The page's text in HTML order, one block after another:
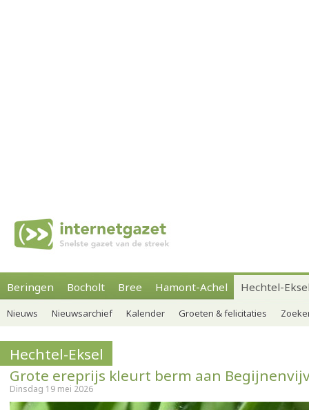
Beringen Bocholt Bree Hamont-Achel Hechtel-
Nieuws Nieuwsarchief Kalender Groeten & felicitaties
Hechtel-Eksel
Grote ereprijs kleurt berm aan
Dinsdag 19 mei 2026